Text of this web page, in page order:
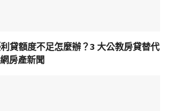
貸額度不足怎麼辦？3 大公教房貸替代
房產新聞